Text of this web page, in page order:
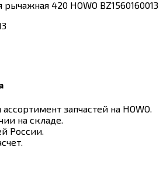
запчастей на HOWO.
на складе.
России.